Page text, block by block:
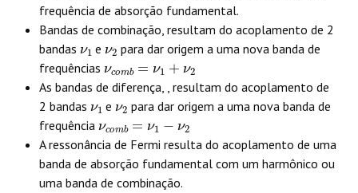
frequência de absorção fundamental.
Bandas de combinação, resultam do acoplamento de 2
bandas ν1eν2para dar origem a uma nova banda de
frequências νc omb =ν1 +ν2
As bandas de diferença, , resultam do acoplamento de
2 bandas ν 1eν2para dar origem a uma nova banda de
frequência ν c om b=ν1−ν 2
A ressonância de Fermi resulta do acoplamento de uma
banda de absorção fundamental com um harmônico ou
uma banda de combinação.